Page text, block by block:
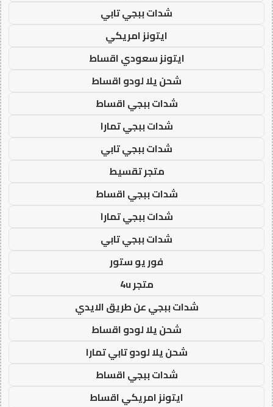
شدات ببجي تابي
ايتونز امريكي
ايتونز سعودي اقساط
شحن يلا لودو اقساط
شدات ببجي اقساط
شدات ببجي تمارا
شدات ببجي تابي
متجر تقسيط
شدات ببجي اقساط
شدات ببجي تمارا
شدات ببجي تابي
فور يو ستور
متجر 4u
شدات ببجي عن طريق الايدي
شحن يلا لودو اقساط
شحن يلا لودو تابي تمارا
شدات ببجي اقساط
ايتونز امريكي اقساط